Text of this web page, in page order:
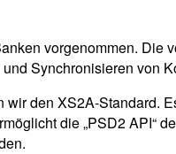
vorgenommen.
Synchronisieren von
den XS2A-Standard.
die „PSD2 API“